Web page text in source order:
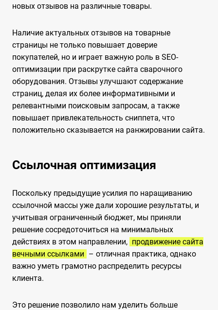
новых отзывов на различные товары.
Наличие актуальных отзывов на товарные
страницы не только повышает доверие
покупателей, но и играет важную роль в SEO-
оптимизации при раскрутке сайта сварочного
оборудования. Отзывы улучшают содержание
страниц, делая их более информативными и
релевантными поисковым запросам, а также
повышает привлекательность сниппета, что
положительно сказывается на ранжировании сайта.
Ссылочная оптимизация
Поскольку предыдущие усилия по наращиванию
ссылочной массы уже дали хорошие результаты, и
учитывая ограниченный бюджет, мы приняли
решение сосредоточиться на минимальных
действиях в этом направлении, продвижение сайта
вечными ссылками – отличная практика, однако
важно уметь грамотно распределить ресурсы
клиента.
Это решение позволило нам уделить больше